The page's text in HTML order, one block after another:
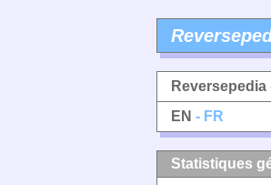
Reversepedia
EN - FR
Statistiques